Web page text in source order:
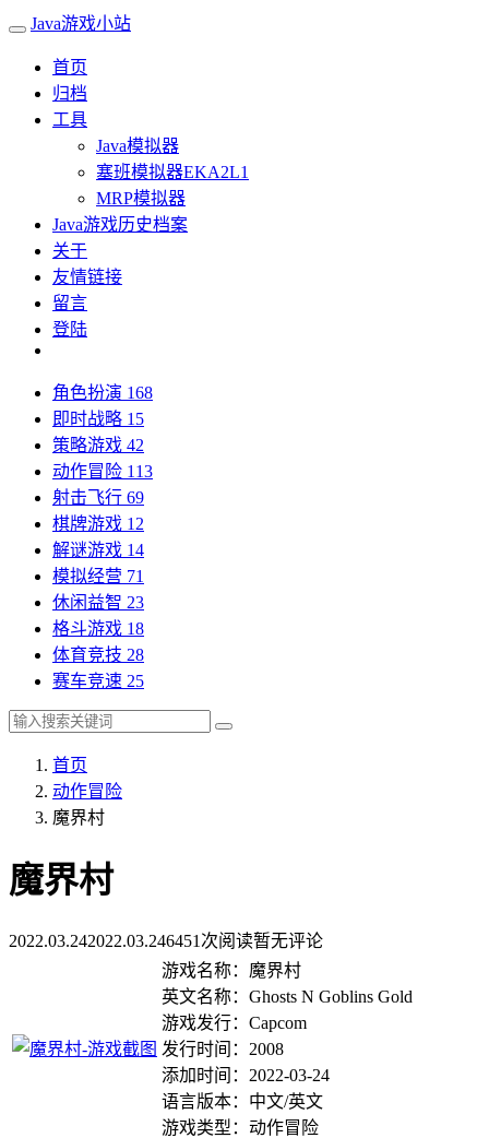
Java游戏小站
首页
归档
工具
Java模拟器
塞班模拟器EKA2L1
MRP模拟器
Java游戏历史档案
关于
友情链接
留言
登陆
角色扮演 168
即时战略 15
策略游戏 42
动作冒险 113
射击飞行 69
棋牌游戏 12
解谜游戏 14
模拟经营 71
休闲益智 23
格斗游戏 18
体育竞技 28
赛车竞速 25
首页
动作冒险
魔界村
魔界村
2022.03.242022.03.246451次阅读暂无评论
游戏名称：魔界村
英文名称：Ghosts N Goblins Gold
游戏发行：Capcom
发行时间：2008
添加时间：2022-03-24
语言版本：中文/英文
游戏类型：动作冒险